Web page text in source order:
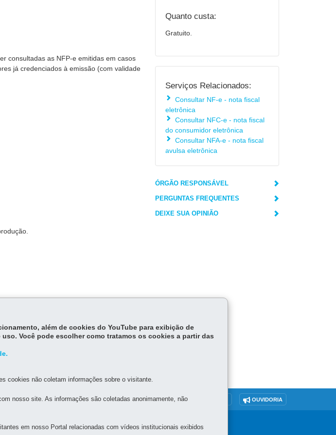
consultadas as NFP-e emitidas em casos
já credenciados à emissão (com validade
inclusive sobre Nota Fiscal de Produtor
Quanto custa:
Gratuito.
Serviços Relacionados:
Consultar NF-e - nota fiscal
eletrônica
Consultar NFC-e - nota fiscal
do consumidor eletrônica
Consultar NFA-e - nota fiscal
avulsa eletrônica
ÓRGÃO RESPONSÁVEL
PERGUNTAS FREQUENTES
DEIXE SUA OPINIÃO
MAPA DO SITE DENUNCIE CORRUPÇÃO OUVIDORIA
além de cookies do YouTube para exibição de
Você pode escolher como tratamos os cookies a partir das
cookies não coletam informações sobre o visitante.
nosso site. As informações são coletadas anonimamente, não
em nosso Portal relacionadas com vídeos institucionais exibidos